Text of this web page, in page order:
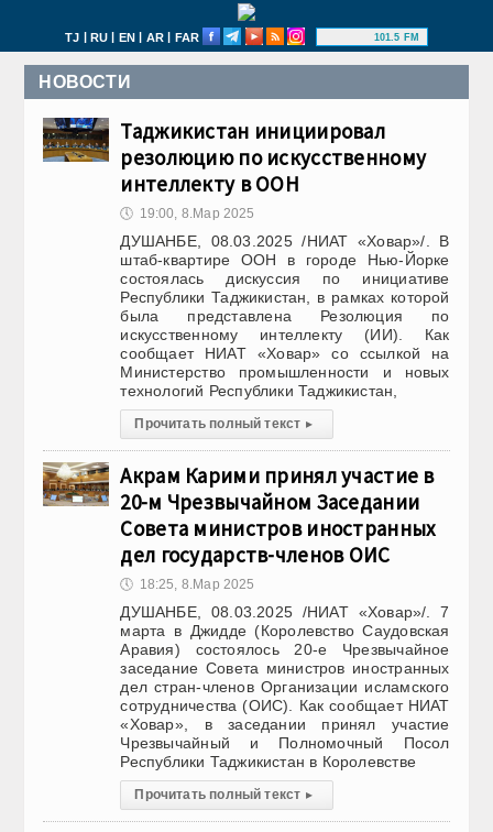
TJ | RU | EN | AR | FAR 101.5 FM
НОВОСТИ
Таджикистан инициировал
резолюцию по искусственному
интеллекту в ООН
🕔 19:00, 8.Мар 2025
ДУШАНБЕ, 08.03.2025 /НИАТ «Ховар»/. В
штаб-квартире ООН в городе Нью-Йорке
состоялась дискуссия по инициативе
Республики Таджикистан, в рамках которой
была представлена Резолюция по
искусственному интеллекту (ИИ). Как
сообщает НИАТ «Ховар» со ссылкой на
Министерство промышленности и новых
технологий Республики Таджикистан,
Прочитать полный текст ▸
Акрам Карими принял участие в
20-м Чрезвычайном Заседании
Совета министров иностранных
дел государств-членов ОИС
🕔 18:25, 8.Мар 2025
ДУШАНБЕ, 08.03.2025 /НИАТ «Ховар»/. 7
марта в Джидде (Королевство Саудовская
Аравия) состоялось 20-е Чрезвычайное
заседание Совета министров иностранных
дел стран-членов Организации исламского
сотрудничества (ОИС). Как сообщает НИАТ
«Ховар», в заседании принял участие
Чрезвычайный и Полномочный Посол
Республики Таджикистан в Королевстве
Прочитать полный текст ▸